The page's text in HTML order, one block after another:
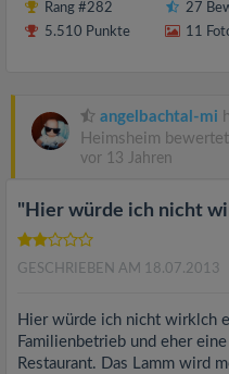
Rang #282
5.510 Punkte
27
11
angelbachtal-mi
Heimsheim
vor 13 Jahren
"Hier würde ich nicht
GESCHRIEBEN AM 18.07.2013
Hier würde ich nicht wirklch
Familienbetrieb und eher
Restaurant. Das Lamm wird